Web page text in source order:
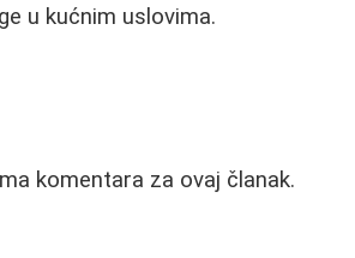
u kućnim uslovima.
komentara za ovaj članak.